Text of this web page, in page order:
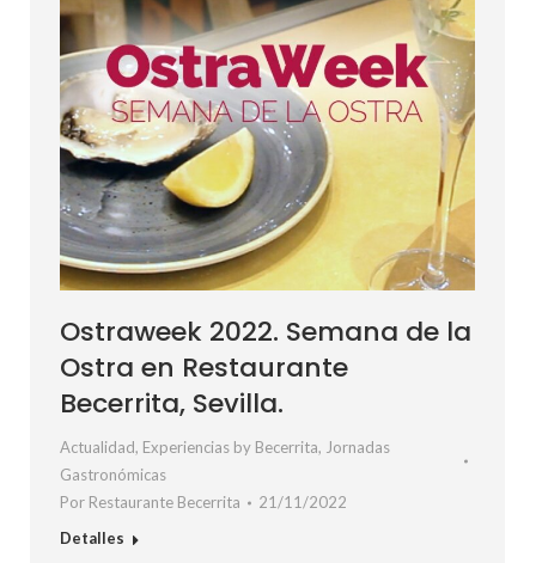
Ostraweek 2022. Semana de la
Ostra en Restaurante
Becerrita, Sevilla.
Actualidad, Experiencias by Becerrita, Jornadas
Gastronómicas
Por Restaurante Becerrita
21/11/2022
Detalles